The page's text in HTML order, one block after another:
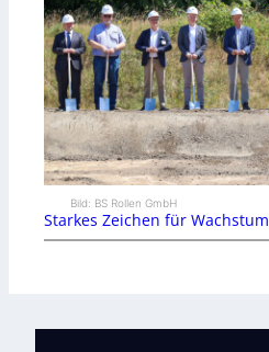
Bild: BS Rollen GmbH
Starkes Zeichen für Wachstum